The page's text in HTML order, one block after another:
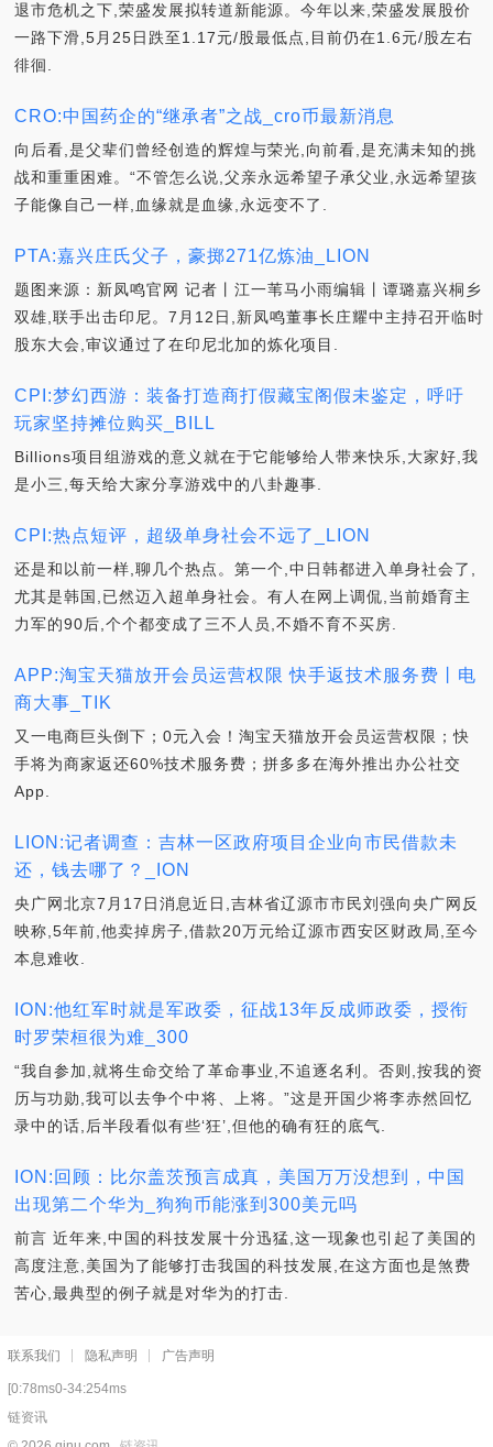
退市危机之下,荣盛发展拟转道新能源。今年以来,荣盛发展股价
一路下滑,5月25日跌至1.17元/股最低点,目前仍在1.6元/股左右
徘徊.
CRO:中国药企的“继承者”之战_cro币最新消息
向后看,是父辈们曾经创造的辉煌与荣光,向前看,是充满未知的挑
战和重重困难。“不管怎么说,父亲永远希望子承父业,永远希望孩
子能像自己一样,血缘就是血缘,永远变不了.
PTA:嘉兴庄氏父子，豪掷271亿炼油_LION
题图来源：新凤鸣官网 记者丨江一苇马小雨编辑丨谭璐嘉兴桐乡
双雄,联手出击印尼。7月12日,新凤鸣董事长庄耀中主持召开临时
股东大会,审议通过了在印尼北加的炼化项目.
CPI:梦幻西游：装备打造商打假藏宝阁假未鉴定，呼吁
玩家坚持摊位购买_BILL
Billions项目组游戏的意义就在于它能够给人带来快乐,大家好,我
是小三,每天给大家分享游戏中的八卦趣事.
CPI:热点短评，超级单身社会不远了_LION
还是和以前一样,聊几个热点。第一个,中日韩都进入单身社会了,
尤其是韩国,已然迈入超单身社会。有人在网上调侃,当前婚育主
力军的90后,个个都变成了三不人员,不婚不育不买房.
APP:淘宝天猫放开会员运营权限 快手返技术服务费丨电
商大事_TIK
又一电商巨头倒下；0元入会！淘宝天猫放开会员运营权限；快
手将为商家返还60%技术服务费；拼多多在海外推出办公社交
App.
LION:记者调查：吉林一区政府项目企业向市民借款未
还，钱去哪了？_ION
央广网北京7月17日消息近日,吉林省辽源市市民刘强向央广网反
映称,5年前,他卖掉房子,借款20万元给辽源市西安区财政局,至今
本息难收.
ION:他红军时就是军政委，征战13年反成师政委，授衔
时罗荣桓很为难_300
“我自参加,就将生命交给了革命事业,不追逐名利。否则,按我的资
历与功勋,我可以去争个中将、上将。”这是开国少将李赤然回忆
录中的话,后半段看似有些‘狂’,但他的确有狂的底气.
ION:回顾：比尔盖茨预言成真，美国万万没想到，中国
出现第二个华为_狗狗币能涨到300美元吗
前言 近年来,中国的科技发展十分迅猛,这一现象也引起了美国的
高度注意,美国为了能够打击我国的科技发展,在这方面也是煞费
苦心,最典型的例子就是对华为的打击.
联系我们 隐私声明 广告声明
[0:78ms0-34:254ms
链资讯